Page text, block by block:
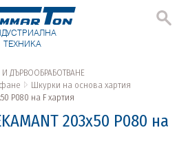
ТЕХНИКА
ДЪРВООБРАБОТВАНЕ
Шкурки на основа хартия
P080 на F хартия
203х50 P080 на